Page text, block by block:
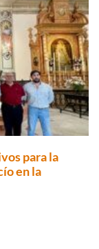
para la
en la